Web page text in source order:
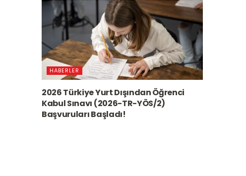
HABERLER
2026 Türkiye Yurt Dışından Öğrenci
Kabul Sınavı (2026-TR-YÖS/2)
Başvuruları Başladı!